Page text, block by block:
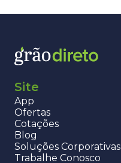
Site
App
Ofertas
Cotações
Blog
Soluções Corporativas
Trabalhe Conosco